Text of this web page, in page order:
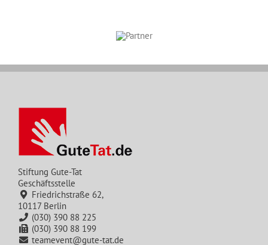
Stiftung Gute-Tat
Geschäftsstelle
Friedrichstraße 62,
10117 Berlin
(030) 390 88 225
(030) 390 88 199
teamevent@gute-tat.de